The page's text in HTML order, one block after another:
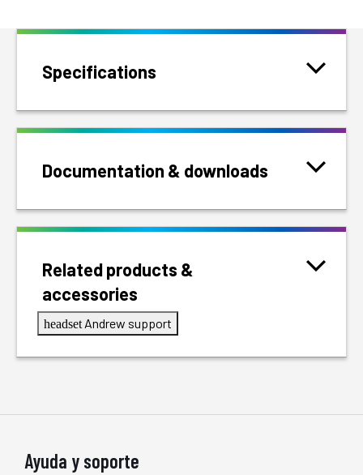
Specifications
Documentation & downloads
Related products &
accessories
headset Andrew support
Ayuda y soporte